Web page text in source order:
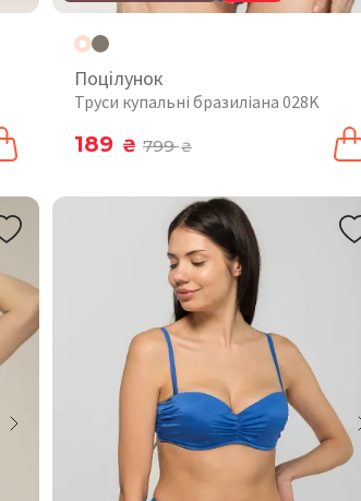
Поцілунок
Труси купальні бразиліана 028K
189 ₴ 799₴